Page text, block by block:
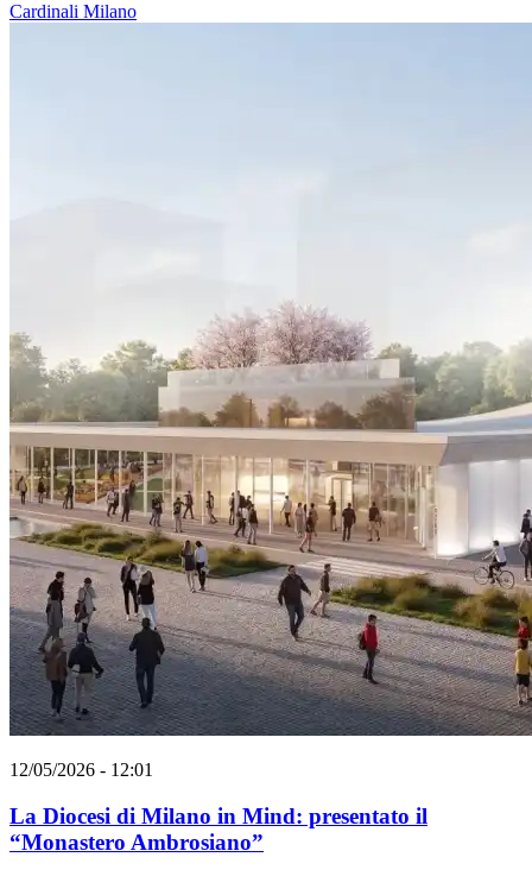
Cardinali Milano
12/05/2026 - 12:01
La Diocesi di Milano in Mind: presentato il
“Monastero Ambrosiano”